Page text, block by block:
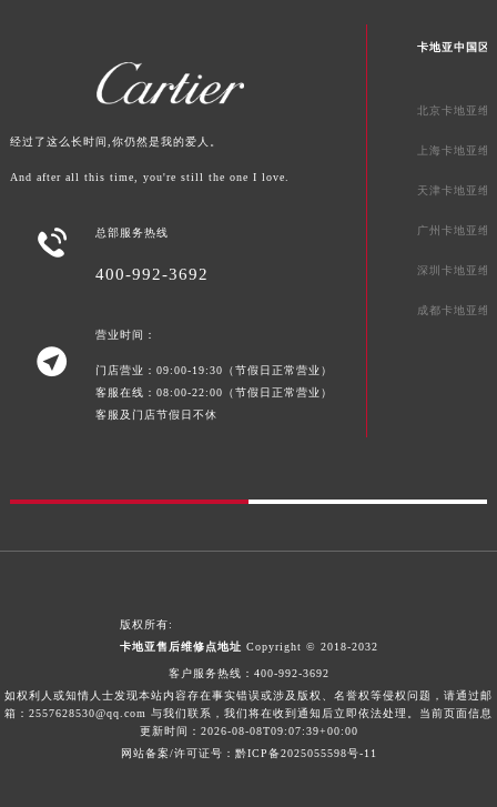
经过了这么长时间,你仍然是我的爱人。
And after all this time, you're still the one I love.
 总部服务热线
400-992-3692

营业时间：
门店营业：09:00-19:30（节假日正常营业）
客服在线：08:00-22:00（节假日正常营业）
客服及门店节假日不休
卡地亚中国区
北京卡地亚维
上海卡地亚维
天津卡地亚维
广州卡地亚维
深圳卡地亚维
成都卡地亚维
版权所有:
卡地亚售后维修点地址 Copyright © 2018-2032
客户服务热线： 400-992-3692
如权利人或知情人士发现本站内容存在事实错误或涉及版权、名誉权等侵权问题，请通过邮
箱：2557628530@qq.com 与我们联系，我们将在收到通知后立即依法处理。当前页面信息
更新时间：2026-08-08T09:07:39+00:00
网站备案/许可证号：黔ICP备2025055598号-11